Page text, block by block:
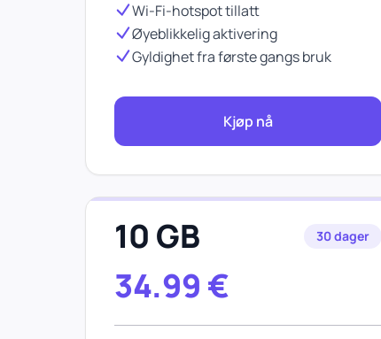
Wi-Fi-hotspot tillatt
Øyeblikkelig aktivering
Gyldighet fra første gangs bruk
Kjøp nå
10 GB 30 dager
34.99 €